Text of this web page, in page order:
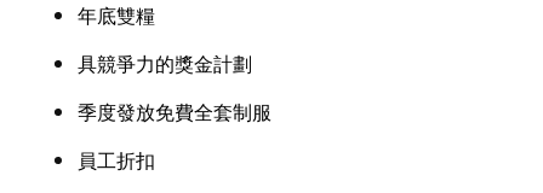
年底雙糧
具競爭力的獎金計劃
季度發放免費全套制服
員工折扣